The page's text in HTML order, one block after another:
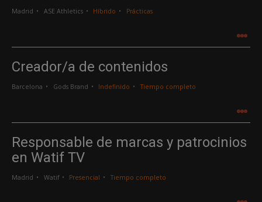
Madrid ASE Athletics Híbrido Prácticas
Creador/a de contenidos
Barcelona Gods Brand Indefinido Tiempo completo
Responsable de marcas y patrocinios
en Watif TV
Madrid Watif Presencial Tiempo completo